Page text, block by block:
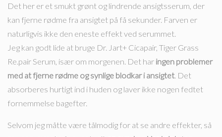
Det her er et smukt grønt og lindrende ansigtsserum, der
kan fjerne rødme fra ansigtet på få sekunder. Farven er
naturligvis ikke den eneste effekt ved serummet.
Jeg kan godt lide at bruge Dr. Jart+ Cicapair, Tiger Grass
Re.pair Serum, især om morgenen. Det har ingen problemer
med at fjerne rødme og synlige blodkar i ansigtet. Det
absorberes hurtigt ind i huden og laver ikke nogen fedtet
fornemmelse bagefter.
Selvom jeg måtte være tålmodig for at se andre effekter, så